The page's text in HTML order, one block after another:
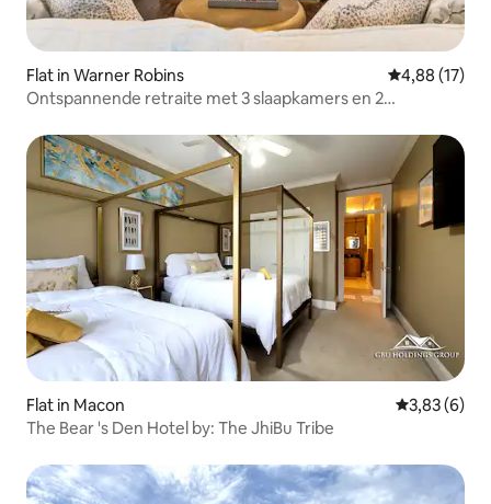
Flat in Warner Robins Gemiddelde
4,88 (17)
Ontspannende retraite met 3 slaapkamers en 2
Flat in Macon
3,83 (6)
The Bear 's Den Hotel by: The JhiBu Tribe